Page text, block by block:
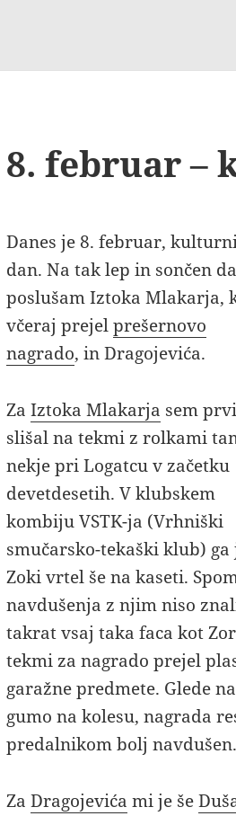
8. februar –
Danes je 8. februar,
dan. Na tak lep in sončen
poslušam Iztoka Mlakarja,
včeraj prejelprešernovo
nagrado, in Dragojevića.
ZaIztoka Mlakarja sem
slišal na tekmi z rolkami
nekje pri Logatcu v začetku
devetdesetih. V klubskem
kombiju VSTK-ja (Vrhniški
smučarsko-tekaški klub) ga
Zoki vrtel še na kaseti.
navdušenja z njim niso
takrat vsaj taka faca kot
tekmi za nagrado prejel
garažne predmete. Glede
gumo na kolesu, nagrada
predalnikom bolj navdušen.
ZaDragojevića mi je še